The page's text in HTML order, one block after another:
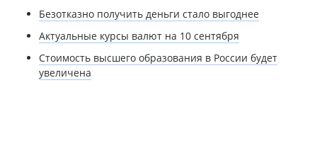
Безотказно получить деньги стало выгоднее
Актуальные курсы валют на 10 сентября
Стоимость высшего образования в России будет
увеличена